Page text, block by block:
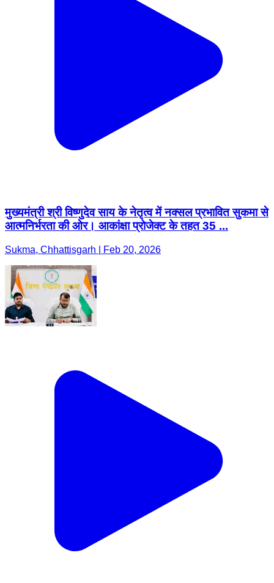
मुख्यमंत्री श्री विष्णुदेव साय के नेतृत्व में नक्सल प्रभावित सुकमा से
आत्मनिर्भरता की ओर। आकांक्षा प्रोजेक्ट के तहत 35 ...
Sukma, Chhattisgarh | Feb 20, 2026